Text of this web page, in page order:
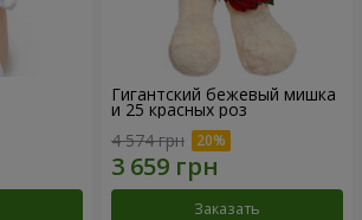
Гигантский бежевый мишка
и 25 красных роз
4 574 грн
Заказать